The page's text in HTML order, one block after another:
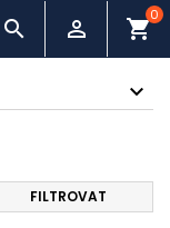
  shopping_cart
0
FILTROVAT